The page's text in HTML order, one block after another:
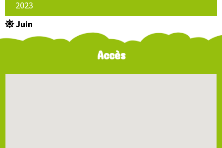
2023
Juin
Accès